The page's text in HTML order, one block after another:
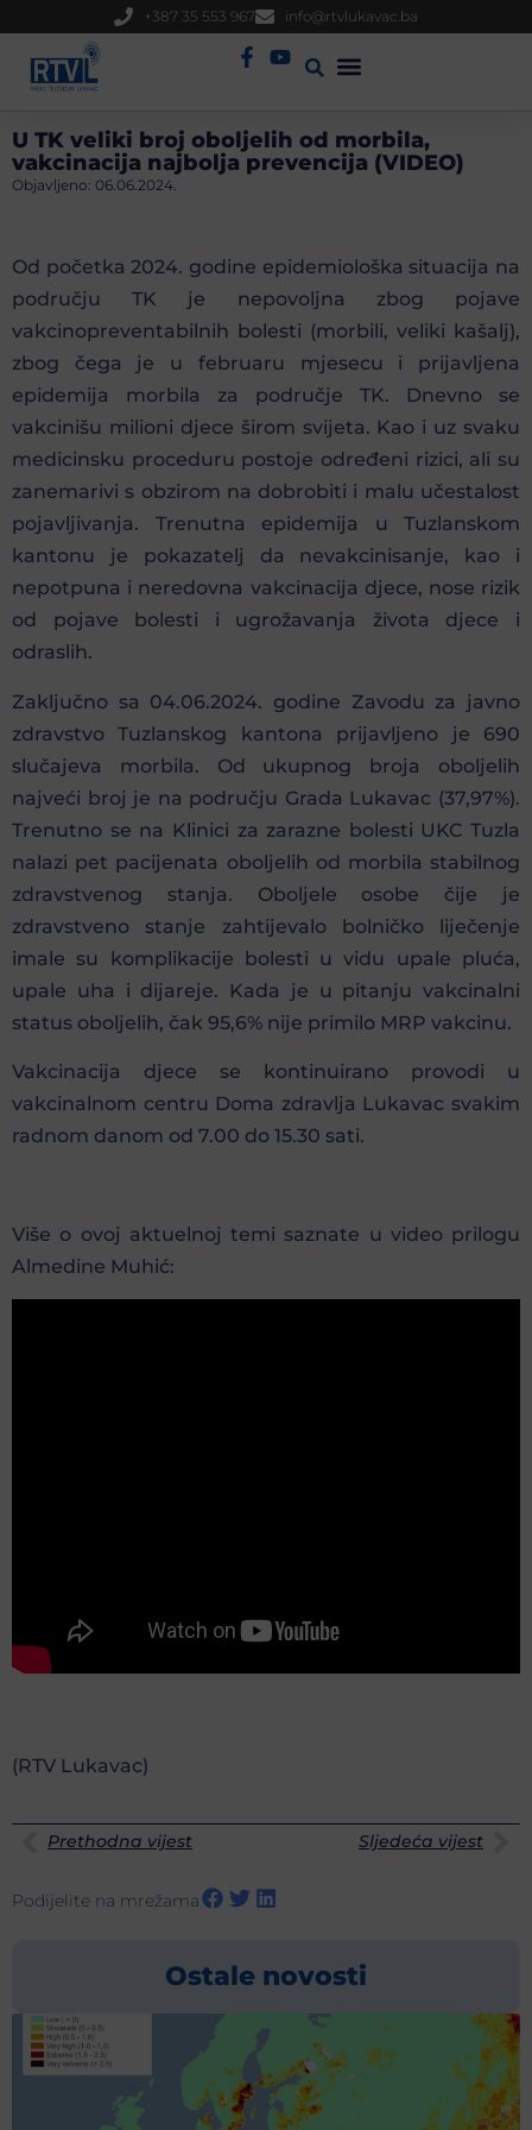
+387 35 553 967 info@rtvlukavac.ba
U TK veliki broj oboljelih od morbila,
vakcinacija najbolja prevencija (VIDEO)
Objavljeno: 06.06.2024.
Od početka 2024. godine epidemiološka situacija na
području TK je nepovoljna zbog pojave
vakcinopreventabilnih bolesti (morbili, veliki kašalj),
zbog čega je u februaru mjesecu i prijavljena
epidemija morbila za područje TK. Dnevno se
vakcinišu milioni djece širom svijeta. Kao i uz svaku
medicinsku proceduru postoje određeni rizici, ali su
zanemarivi s obzirom na dobrobiti i malu učestalost
pojavljivanja. Trenutna epidemija u Tuzlanskom
kantonu je pokazatelj da nevakcinisanje, kao i
nepotpuna i neredovna vakcinacija djece, nose rizik
od pojave bolesti i ugrožavanja života djece i
odraslih.
Zaključno sa 04.06.2024. godine Zavodu za javno
zdravstvo Tuzlanskog kantona prijavljeno je 690
slučajeva morbila. Od ukupnog broja oboljelih
najveći broj je na području Grada Lukavac (37,97%).
Trenutno se na Klinici za zarazne bolesti UKC Tuzla
nalazi pet pacijenata oboljelih od morbila stabilnog
zdravstvenog stanja. Oboljele osobe čije je
zdravstveno stanje zahtijevalo bolničko liječenje
imale su komplikacije bolesti u vidu upale pluća,
upale uha i dijareje. Kada je u pitanju vakcinalni
status oboljelih, čak 95,6% nije primilo MRP vakcinu.
Vakcinacija djece se kontinuirano provodi u
vakcinalnom centru Doma zdravlja Lukavac svakim
radnom danom od 7.00 do 15.30 sati.
Više o ovoj aktuelnoj temi saznate u video prilogu
Almedine Muhić:
(RTV Lukavac)
Prethodna vijest Sljedeća vijest
Podijelite na mrežama
Ostale novosti